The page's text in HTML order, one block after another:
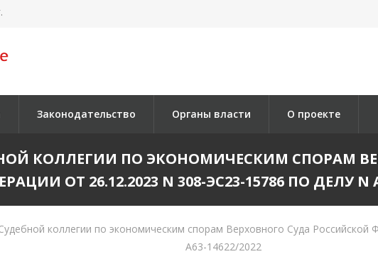
Законодательство Органы власти О проекте
КОЛЛЕГИИ ПО ЭКОНОМИЧЕСКИМ СПОРАМ
ОТ 26.12.2023 N 308-ЭС23-15786 ПО ДЕЛУ N
коллегии по экономическим спорам Верховного Суда Российской
А63-14622/2022